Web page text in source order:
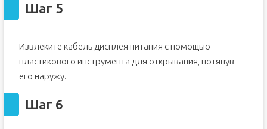
Шаг 5
Извлеките кабель дисплея питания с помощью
пластикового инструмента для открывания, потянув
его наружу.
Шаг 6